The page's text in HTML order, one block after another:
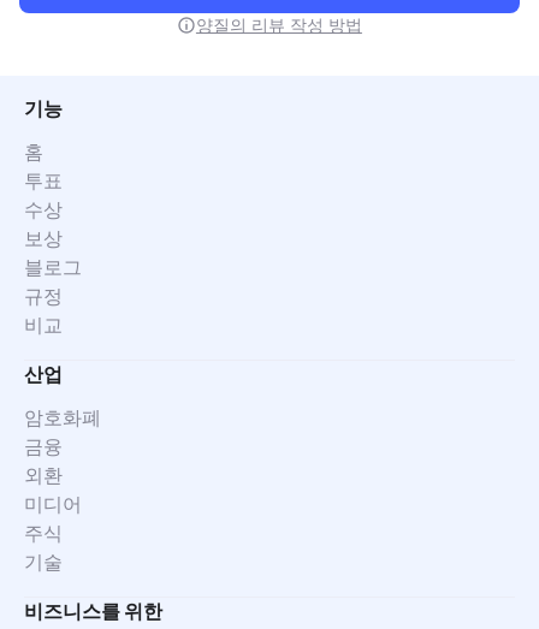
양질의 리뷰 작성 방법
기능
홈
투표
수상
보상
블로그
규정
비교
산업
암호화폐
금융
외환
미디어
주식
기술
비즈니스를 위한